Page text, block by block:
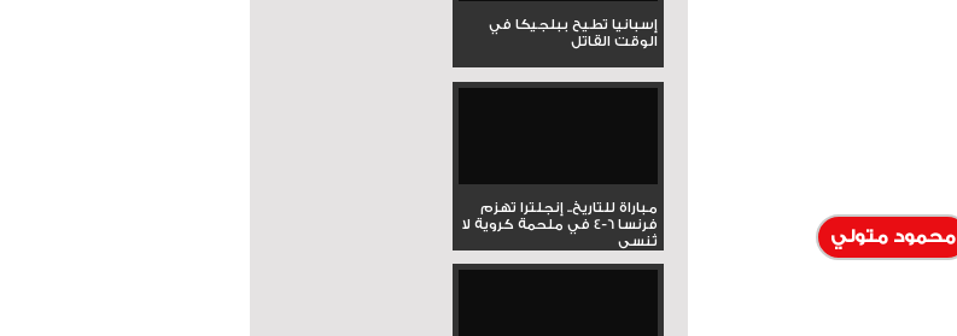
محمود متولي
إسبانيا تطيح ببلجيكا في
الوقت القاتل
مباراة للتاريخ.. إنجلترا تهزم
فرنسا 6-4 في ملحمة كروية لا
تُنسى